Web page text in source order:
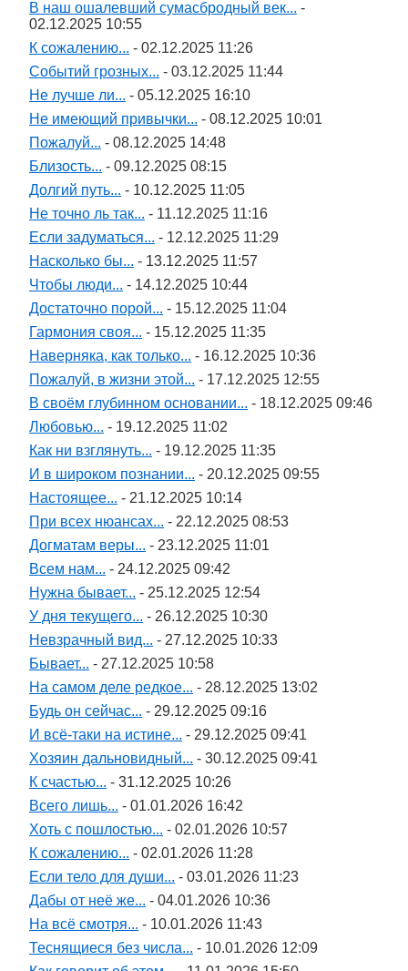
В наш ошалевший сумасбродный век... -
02.12.2025 10:55
К сожалению... - 02.12.2025 11:26
Событий грозных... - 03.12.2025 11:44
Не лучше ли... - 05.12.2025 16:10
Не имеющий привычки... - 08.12.2025 10:01
Пожалуй... - 08.12.2025 14:48
Близость... - 09.12.2025 08:15
Долгий путь... - 10.12.2025 11:05
Не точно ль так... - 11.12.2025 11:16
Если задуматься... - 12.12.2025 11:29
Насколько бы... - 13.12.2025 11:57
Чтобы люди... - 14.12.2025 10:44
Достаточно порой... - 15.12.2025 11:04
Гармония своя... - 15.12.2025 11:35
Наверняка, как только... - 16.12.2025 10:36
Пожалуй, в жизни этой... - 17.12.2025 12:55
В своём глубинном основании... - 18.12.2025 09:46
Любовью... - 19.12.2025 11:02
Как ни взглянуть... - 19.12.2025 11:35
И в широком познании... - 20.12.2025 09:55
Настоящее... - 21.12.2025 10:14
При всех нюансах... - 22.12.2025 08:53
Догматам веры... - 23.12.2025 11:01
Всем нам... - 24.12.2025 09:42
Нужна бывает... - 25.12.2025 12:54
У дня текущего... - 26.12.2025 10:30
Невзрачный вид... - 27.12.2025 10:33
Бывает... - 27.12.2025 10:58
На самом деле редкое... - 28.12.2025 13:02
Будь он сейчас... - 29.12.2025 09:16
И всё-таки на истине... - 29.12.2025 09:41
Хозяин дальновидный... - 30.12.2025 09:41
К счастью... - 31.12.2025 10:26
Всего лишь... - 01.01.2026 16:42
Хоть с пошлостью... - 02.01.2026 10:57
К сожалению... - 02.01.2026 11:28
Если тело для души... - 03.01.2026 11:23
Дабы от неё же... - 04.01.2026 10:36
На всё смотря... - 10.01.2026 11:43
Теснящиеся без числа... - 10.01.2026 12:09